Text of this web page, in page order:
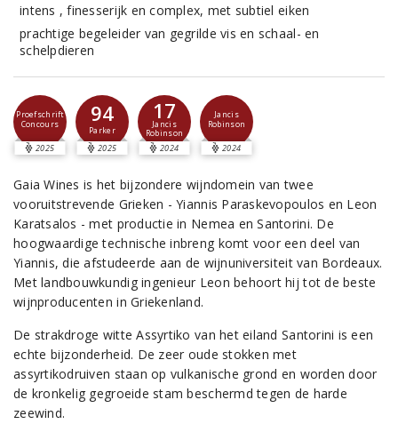
intens , finesserijk en complex, met subtiel eiken
prachtige begeleider van gegrilde vis en schaal- en
schelpdieren
Proefschrift
Concours
2025
94
Parker
2025
17
Jancis
Robinson
2024
Jancis
Robinson
2024
Gaia Wines is het bijzondere wijndomein van twee
vooruitstrevende Grieken - Yiannis Paraskevopoulos en Leon
Karatsalos - met productie in Nemea en Santorini. De
hoogwaardige technische inbreng komt voor een deel van
Yiannis, die afstudeerde aan de wijnuniversiteit van Bordeaux.
Met landbouwkundig ingenieur Leon behoort hij tot de beste
wijnproducenten in Griekenland.
De strakdroge witte Assyrtiko van het eiland Santorini is een
echte bijzonderheid. De zeer oude stokken met
assyrtikodruiven staan op vulkanische grond en worden door
de kronkelig gegroeide stam beschermd tegen de harde
zeewind.